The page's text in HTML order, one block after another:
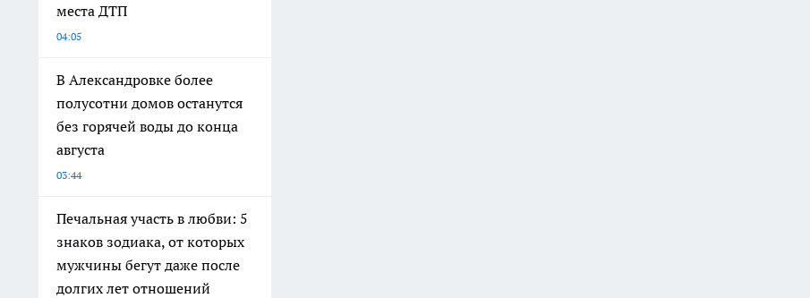
места ДТП
04:05
В Александровке более
полусотни домов останутся
без горячей воды до конца
августа
03:44
Печальная участь в любви: 5
знаков зодиака, от которых
мужчины бегут даже после
долгих лет отношений